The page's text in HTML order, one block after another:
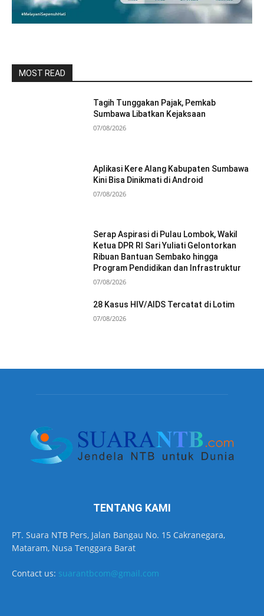
MOST READ
Tagih Tunggakan Pajak, Pemkab
Sumbawa Libatkan Kejaksaan
07/08/2026
Aplikasi Kere Alang Kabupaten Sumbawa
Kini Bisa Dinikmati di Android
07/08/2026
Serap Aspirasi di Pulau Lombok, Wakil
Ketua DPR RI Sari Yuliati Gelontorkan
Ribuan Bantuan Sembako hingga
Program Pendidikan dan Infrastruktur
07/08/2026
28 Kasus HIV/AIDS Tercatat di Lotim
07/08/2026
TENTANG KAMI
PT. Suara NTB Pers, Jalan Bangau No. 15 Cakranegara,
Mataram, Nusa Tenggara Barat
Contact us: suarantbcom@gmail.com